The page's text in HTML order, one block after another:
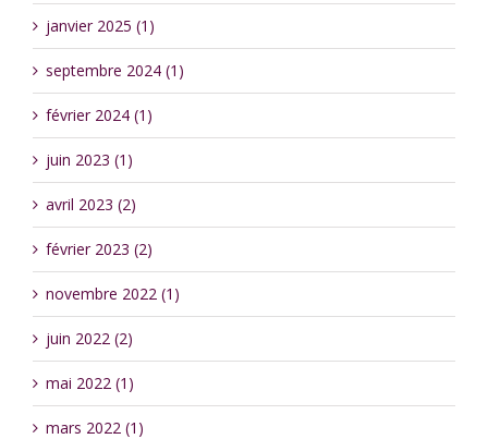
janvier 2025 (1)
septembre 2024 (1)
février 2024 (1)
juin 2023 (1)
avril 2023 (2)
février 2023 (2)
novembre 2022 (1)
juin 2022 (2)
mai 2022 (1)
mars 2022 (1)